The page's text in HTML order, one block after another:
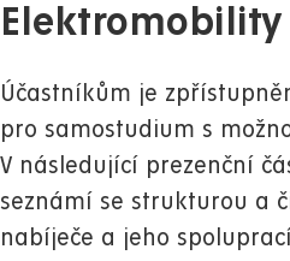
Elektromobility
Účastníkům je
pro samostudium s
V následující prezenční
seznámí se strukturou a
nabíječe a jeho